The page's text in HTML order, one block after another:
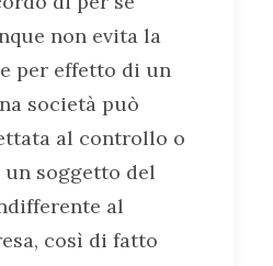
non evita la
per effetto di un
società può
al controllo o
un soggetto del
al
così di fatto